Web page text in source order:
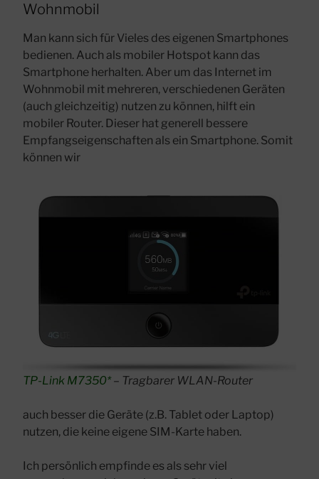
Wohnmobil
Man kann sich für Vieles des eigenen Smartphones
bedienen. Auch als mobiler Hotspot kann das
Smartphone herhalten. Aber um das Internet im
Wohnmobil mit mehreren, verschiedenen Geräten
(auch gleichzeitig) nutzen zu können, hilft ein
mobiler Router. Dieser hat generell bessere
Empfangseigenschaften als ein Smartphone. Somit
können wir
TP-Link M7350* – Tragbarer WLAN-Router
auch besser die Geräte (z.B. Tablet oder Laptop)
nutzen, die keine eigene SIM-Karte haben.
Ich persönlich empfinde es als sehr viel